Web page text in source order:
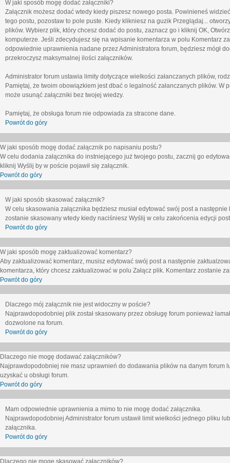
W jaki sposób mogę dodać załączniki?
Załącznik możesz dodać wtedy kiedy piszesz nowego posta. Powinieneś
tego postu, pozostaw to pole puste. Kiedy klikniesz na guzik Przeglądaj...
plików. Wybierz plik, który chcesz dodać do postu, zaznacz go i kliknij OK,
komputerze. Jeśli zdecydujesz się na wpisanie komentarza w polu Komentarz
odpowiednie uprawnienia nadane przez Administratora forum, będziesz mógł
przekroczysz maksymalnej ilości załączników.
Administrator forum ustawia limity dotyczące wielkości załanczanych plików,
Pamiętaj, że twoim obowiązkiem jest dbać o legalność załanczanych plików.
może usunąć załączniki bez twojej wiedzy.
Pamiętaj, że obsługa forum nie odpowiada za stracone dane.
Powrót do góry
W jaki sposób mogę dodać załącznik po napisaniu postu?
W celu dodania załącznika do instniejącego już twojego postu, zacznij go
kliknij Wyślij by w poście pojawił się załącznik.
Powrót do góry
W jaki sposób skasować załącznik?
W celu skasowania załącznika będziesz musiał edytować swój post a
zostanie skasowany wtedy kiedy naciśniesz Wyślij w celu zakońcenia edycji
Powrót do góry
W jaki sposób mogę zaktualizować komentarz?
Aby zaktualizować komentarz, musisz edytować swój post a następnie
komentarza, który chcesz zaktualizować w polu Załącz plik. Komentarz zostanie
Powrót do góry
Dlaczego mój załącznik nie jest widoczny w poście?
Najprawdopodobniej plik został skasowany przez obsługę forum ponieważ
dozwolone na forum.
Powrót do góry
Dlaczego nie mogę dodawać załączników?
Najprawdopodobniej nie masz uprawnień do dodawania plików na danym forum
uzyskać u obsługi forum.
Powrót do góry
Mam odpowiednie uprawnienia a mimo to nie mogę dodać załącznika.
Najprawdopodobniej Administrator forum ustawił limit wielkości jednego pliku
załącznika.
Powrót do góry
Dlaczego nie mogę skasować załączników?